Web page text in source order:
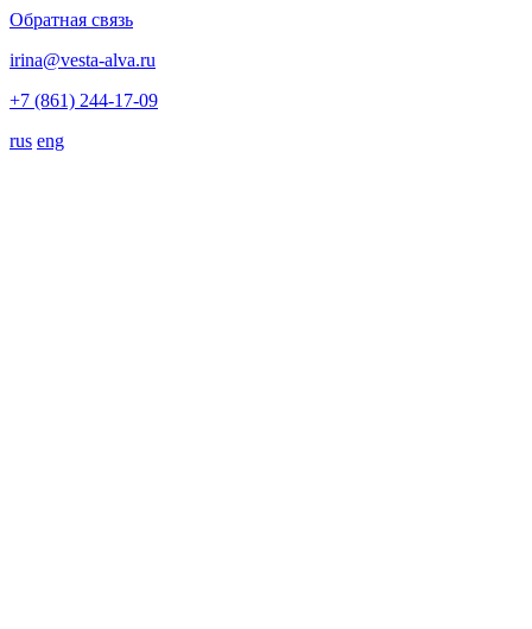
Обратная связь
irina@vesta-alva.ru
+7 (861) 244-17-09
rus eng